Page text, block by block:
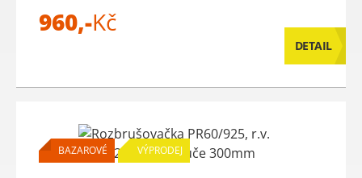
960,-Kč
DETAIL
BAZAROVÉ VÝPRODEJ